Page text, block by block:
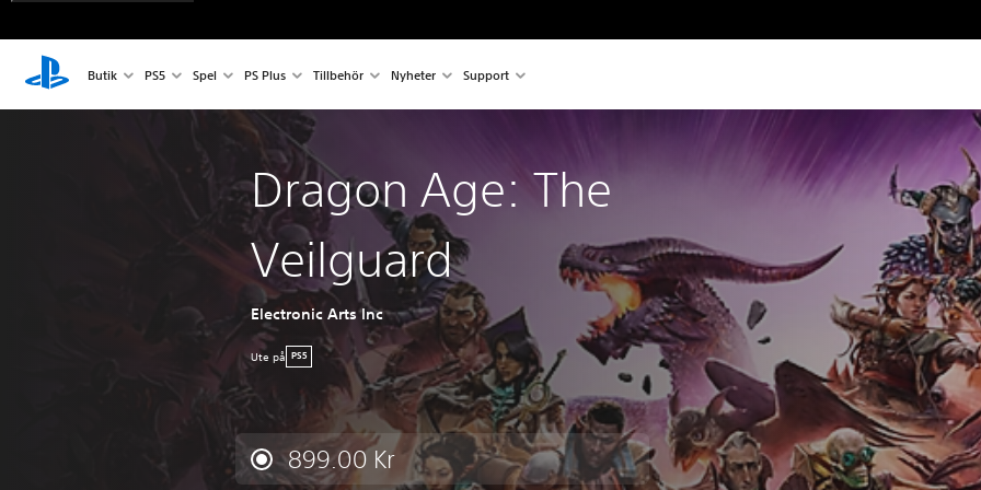
Butik PS5 Spel PS Plus Tillbehör Nyheter Support
Dragon Age: The
Veilguard
Electronic Arts Inc
Ute på PS5
899.00 Kr